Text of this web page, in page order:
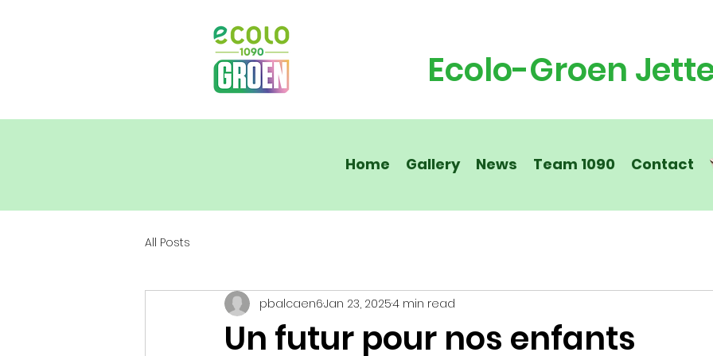
Ecolo-Groen
Home Gallery News Team 1090 Contact
All Posts
Un futur pour nos enfants
pbalcaen6Jan 23, 20254 min read